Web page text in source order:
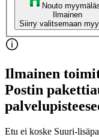
Nouto
Ilmainen
Siirry valitsemaan
Ilmainen
Postin
Etu ei koske